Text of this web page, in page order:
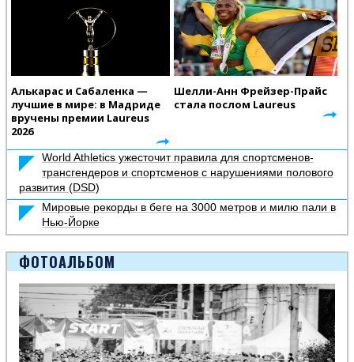
Алькарас и Сабаленка —
лучшие в мире: в Мадриде
вручены премии Laureus
2026
Шелли-Анн Фрейзер-Прайс
стала послом Laureus
World Athletics ужесточит правила для спортсменов-
трансгендеров и спортсменов с нарушениями полового
развития (DSD)
Мировые рекорды в беге на 3000 метров и милю пали в
Нью-Йорке
ФОТОАЛЬБОМ